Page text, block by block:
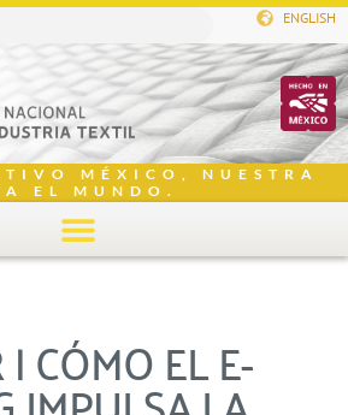
ENGLISH
MÉXICO, NUESTRA
EL MUNDO.
CÓMO EL E-